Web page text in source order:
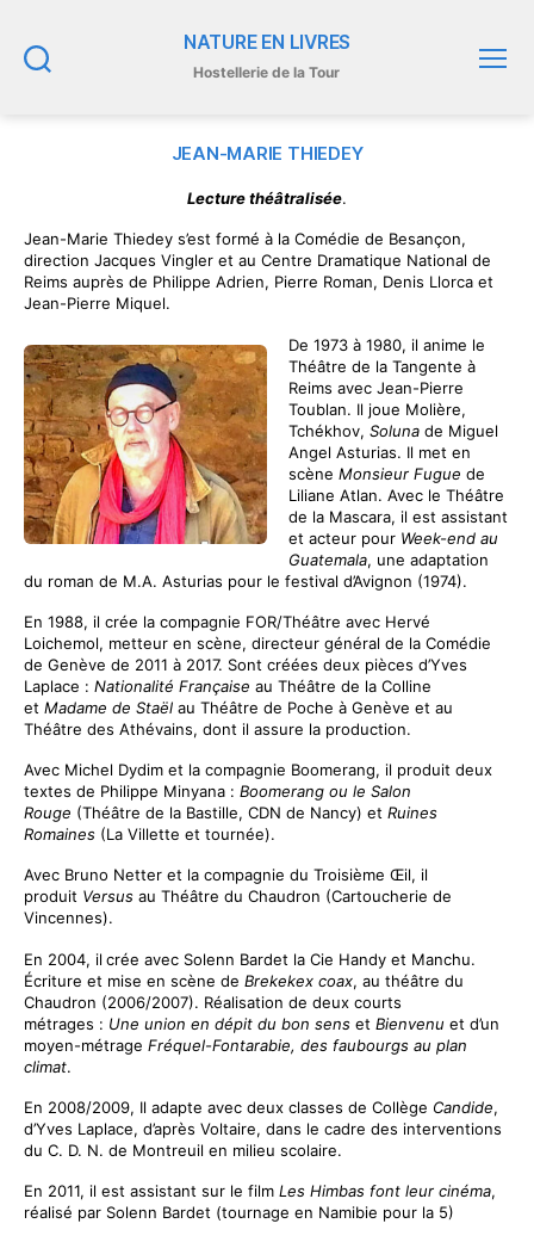
NATURE EN LIVRES
Hostellerie de la Tour
JEAN-MARIE THIEDEY
Lecture théâtralisée.
Jean-Marie Thiedey s’est formé à la Comédie de Besançon,
direction Jacques Vingler et au Centre Dramatique National de
Reims auprès de Philippe Adrien, Pierre Roman, Denis Llorca et
Jean-Pierre Miquel.
De 1973 à 1980, il anime le
Théâtre de la Tangente à
Reims avec Jean-Pierre
Toublan. Il joue Molière,
Tchékhov, Soluna de Miguel
Angel Asturias. Il met en
scène Monsieur Fugue de
Liliane Atlan. Avec le Théâtre
de la Mascara, il est assistant
et acteur pour Week-end au
Guatemala, une adaptation
du roman de M.A. Asturias pour le festival d’Avignon (1974).
En 1988, il crée la compagnie FOR/Théâtre avec Hervé
Loichemol, metteur en scène, directeur général de la Comédie
de Genève de 2011 à 2017. Sont créées deux pièces d’Yves
Laplace : Nationalité Française au Théâtre de la Colline
et Madame de Staël au Théâtre de Poche à Genève et au
Théâtre des Athévains, dont il assure la production.
Avec Michel Dydim et la compagnie Boomerang, il produit deux
textes de Philippe Minyana : Boomerang ou le Salon
Rouge (Théâtre de la Bastille, CDN de Nancy) et Ruines
Romaines (La Villette et tournée).
Avec Bruno Netter et la compagnie du Troisième Œil, il
produit Versus au Théâtre du Chaudron (Cartoucherie de
Vincennes).
En 2004, il crée avec Solenn Bardet la Cie Handy et Manchu.
Écriture et mise en scène de Brekekex coax, au théâtre du
Chaudron (2006/2007). Réalisation de deux courts
métrages : Une union en dépit du bon sens et Bienvenu et d’un
moyen-métrage Fréquel-Fontarabie, des faubourgs au plan
climat.
En 2008/2009, Il adapte avec deux classes de Collège Candide,
d’Yves Laplace, d’après Voltaire, dans le cadre des interventions
du C. D. N. de Montreuil en milieu scolaire.
En 2011, il est assistant sur le film Les Himbas font leur cinéma,
réalisé par Solenn Bardet (tournage en Namibie pour la 5)